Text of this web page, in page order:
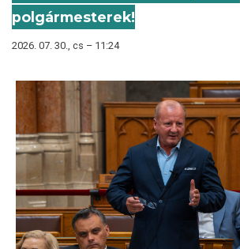
polgármesterek!
2026. 07. 30., cs – 11:24